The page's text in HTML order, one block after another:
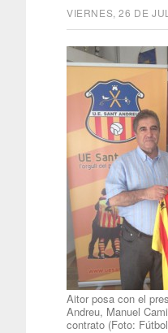
VIERNES, 26 DE
Aitor posa con el
Andreu, Manuel
contrato (Foto: